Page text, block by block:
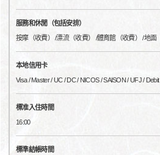
服務和休閒（包括安排）
按摩（收費） /漂流（收費） /體育館（收費） /地面
本地信用卡
Visa / Master / UC / DC / NICOS / SAISON / UFJ /
標准入住時間
16:00
標準結帳時間